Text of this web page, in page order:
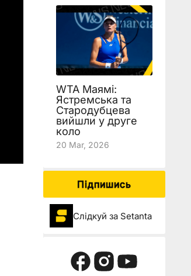
WTA Маямі:
Ястремська та
Стародубцева
вийшли у друге
коло
20 Mar, 2026
Підпишись
Слідкуй за Setanta